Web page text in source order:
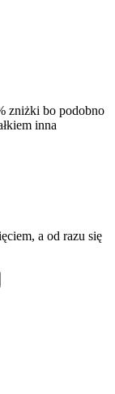
zniżki bo podobno
inna
a od razu się